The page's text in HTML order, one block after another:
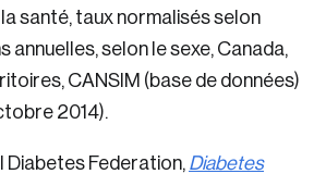
santé, taux normalisés selon
annuelles, selon le sexe, Canada,
CANSIM (base de données)
2014).
Federation, Diabetes